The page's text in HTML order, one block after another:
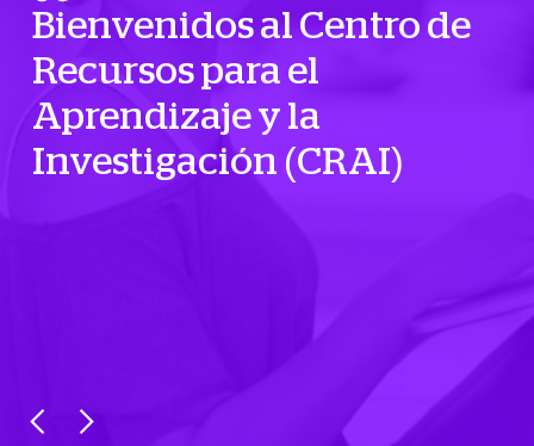
Bienvenidos al Centro de
Recursos para el
Aprendizaje y la
Investigación (CRAI)